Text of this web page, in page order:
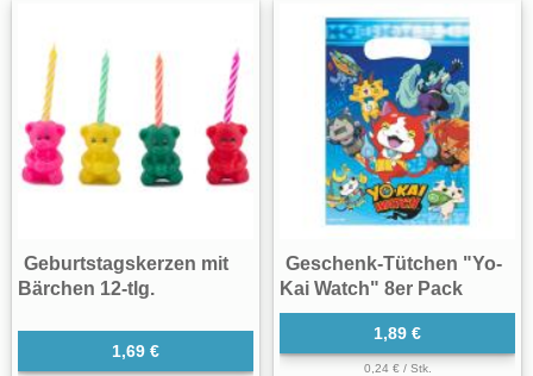
Geburtstagskerzen mit
Bärchen 12-tlg.
1,69 €
Geschenk-Tütchen "Yo-
Kai Watch" 8er Pack
1,89 €
0,24 € / Stk.